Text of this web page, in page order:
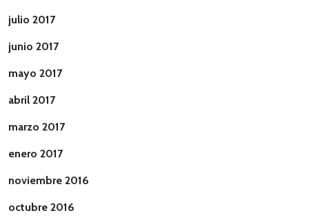
julio 2017
junio 2017
mayo 2017
abril 2017
marzo 2017
enero 2017
noviembre 2016
octubre 2016